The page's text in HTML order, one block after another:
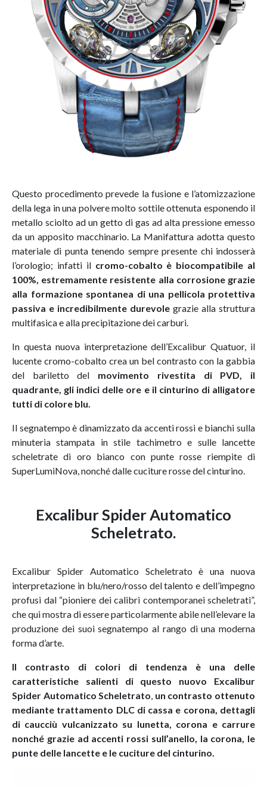
Questo procedimento prevede la fusione e l’atomizzazione
della lega in una polvere molto sottile ottenuta esponendo il
metallo sciolto ad un getto di gas ad alta pressione emesso
da un apposito macchinario. La Manifattura adotta questo
materiale di punta tenendo sempre presente chi indosserà
l’orologio; infatti il cromo-cobalto è biocompatibile al
100%, estremamente resistente alla corrosione grazie
alla formazione spontanea di una pellicola protettiva
passiva e incredibilmente durevole grazie alla struttura
multifasica e alla precipitazione dei carburi.
In questa nuova interpretazione dell’Excalibur Quatuor, il
lucente cromo-cobalto crea un bel contrasto con la gabbia
del bariletto del movimento rivestita di PVD, il
quadrante, gli indici delle ore e il cinturino di alligatore
tutti di colore blu.
Il segnatempo è dinamizzato da accenti rossi e bianchi sulla
minuteria stampata in stile tachimetro e sulle lancette
scheletrate di oro bianco con punte rosse riempite di
SuperLumiNova, nonché dalle cuciture rosse del cinturino.
Excalibur Spider Automatico
Scheletrato.
Excalibur Spider Automatico Scheletrato è una nuova
interpretazione in blu/nero/rosso del talento e dell’impegno
profusi dal “pioniere dei calibri contemporanei scheletrati”,
che qui mostra di essere particolarmente abile nell’elevare la
produzione dei suoi segnatempo al rango di una moderna
forma d’arte.
Il contrasto di colori di tendenza è una delle
caratteristiche salienti di questo nuovo Excalibur
Spider Automatico Scheletrato un contrasto ottenuto
mediante trattamento DLC di cassa e corona, dettagli
di caucciù vulcanizzato su lunetta, corona e carrure
nonché grazie ad accenti rossi sull’anello, la corona, le
punte delle lancette e le cuciture del cinturino.